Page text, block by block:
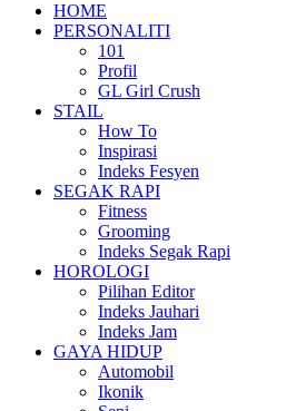
HOME
PERSONALITI
101
Profil
GL Girl Crush
STAIL
How To
Inspirasi
Indeks Fesyen
SEGAK RAPI
Fitness
Grooming
Indeks Segak Rapi
HOROLOGI
Pilihan Editor
Indeks Jauhari
Indeks Jam
GAYA HIDUP
Automobil
Ikonik